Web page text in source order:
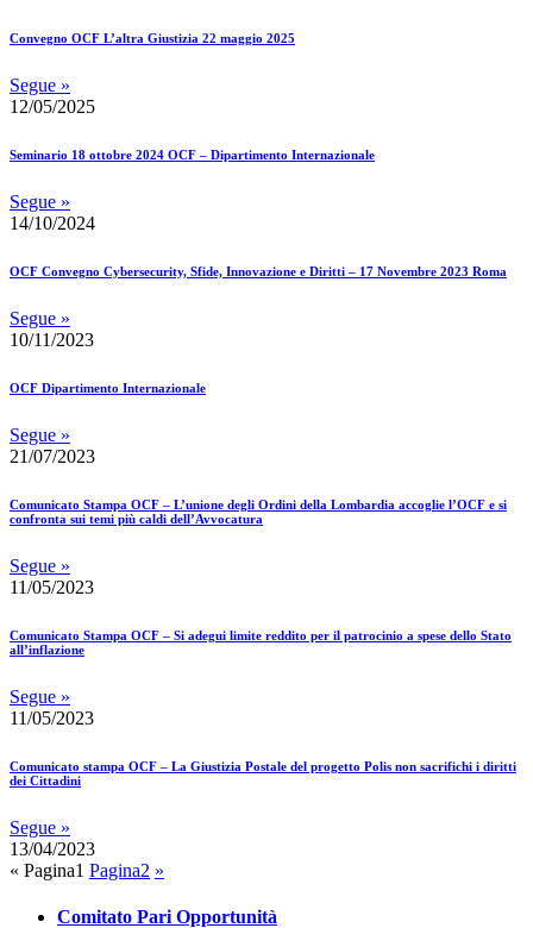
Convegno OCF L’altra Giustizia 22 maggio 2025
Segue »
12/05/2025
Seminario 18 ottobre 2024 OCF – Dipartimento Internazionale
Segue »
14/10/2024
OCF Convegno Cybersecurity, Sfide, Innovazione e Diritti – 17 Novembre 2023 Roma
Segue »
10/11/2023
OCF Dipartimento Internazionale
Segue »
21/07/2023
Comunicato Stampa OCF – L’unione degli Ordini della Lombardia accoglie l’OCF e si
confronta sui temi più caldi dell’Avvocatura
Segue »
11/05/2023
Comunicato Stampa OCF – Si adegui limite reddito per il patrocinio a spese dello Stato
all’inflazione
Segue »
11/05/2023
Comunicato stampa OCF – La Giustizia Postale del progetto Polis non sacrifichi i diritti
dei Cittadini
Segue »
13/04/2023
« Pagina1 Pagina2 »
Comitato Pari Opportunità